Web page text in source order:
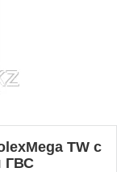
TW с
ГВС